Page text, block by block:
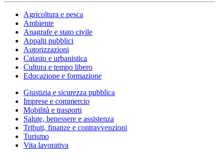
Agricoltura e pesca
Ambiente
Anagrafe e stato civile
Appalti pubblici
Autorizzazioni
Catasto e urbanistica
Cultura e tempo libero
Educazione e formazione
Giustizia e sicurezza pubblica
Imprese e commercio
Mobilità e trasporti
Salute, benessere e assistenza
Tributi, finanze e contravvenzioni
Turismo
Vita lavorativa